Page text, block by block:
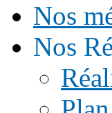
Nos
Nos